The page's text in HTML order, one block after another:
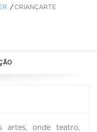
CRIANÇARTE
artes, onde teatro,